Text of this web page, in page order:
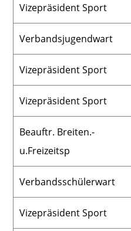
Vizepräsident Sport
Verbandsjugendwart
Vizepräsident Sport
Vizepräsident Sport
Beauftr. Breiten.-
u.Freizeitsp
Verbandsschülerwart
Vizepräsident Sport